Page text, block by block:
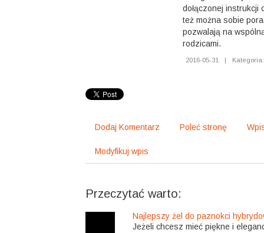
dołączonej instrukcji
też można sobie
pozwalają na
rodzicami.
2016-05-31 |
Dodaj Komentarz Poleć stronę
Modyfikuj wpis
Przeczytać warto:
Najlepszy żel do paznokci
Jeżeli chcesz mieć piękne i